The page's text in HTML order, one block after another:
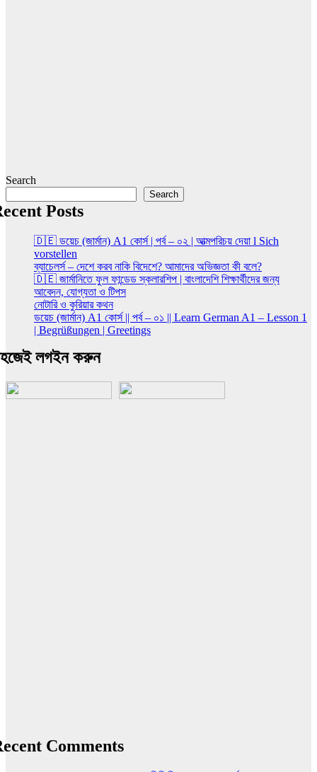
Search
Search
Posts
🇩🇪 ডয়েচ (জার্মান) A1 কোর্স | পর্ব – ০২ | আত্মপরিচয় দেয়া l Sich
vorstellen
ব্যাচেলর্স – দেশে করব নাকি বিদেশে? আমাদের অভিজ্ঞতা কী বলে?
🇩🇪 জার্মানিতে ফুল ফান্ডেড স্কলারশিপ | বাংলাদেশি শিক্ষার্থীদের জন্য
আবেদন, যোগ্যতা ও টিপস
নোটারি ও কুরিয়ার কথন
ডয়েচ (জার্মান) A1 কোর্স || পর্ব – ০১ || Learn German A1 – Lesson 1
| Begrüßungen | Greetings
লগইন করুন
Comments